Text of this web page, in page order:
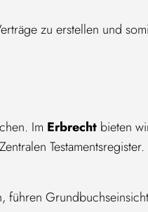
zu erstellen und
Im Erbrecht bieten
führen